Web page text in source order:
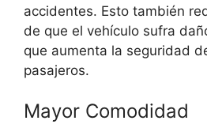
accidentes. Esto también
de que el vehículo sufra
que aumenta la seguridad
pasajeros.
Mayor Comodidad